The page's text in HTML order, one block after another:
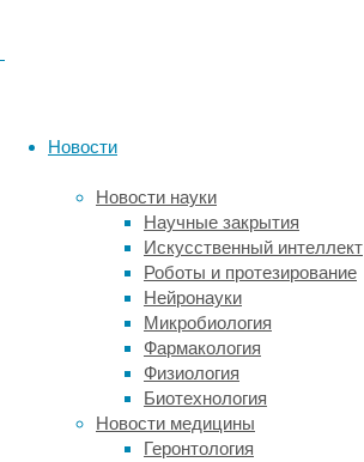
Новости
Новости науки
Научные закрытия
Искусственный интеллект
Роботы и протезирование
Нейронауки
Микробиология
Фармакология
Физиология
Биотехнология
Новости медицины
Геронтология
производить
Ранее
считалось,
что
метаболизм
этанола
происходит
печени,
а